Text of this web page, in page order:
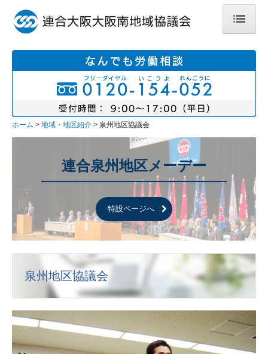
地域・地区紹介
大阪南地域協議会
堺地区協議会
泉南地区協議会
加盟組合のご紹介
か行
た‐な行
は‐わ行
ホーム 地域・地区紹介 泉州地区協議会
連合泉州地区メーデー
特設ページへ
泉州地区協議会